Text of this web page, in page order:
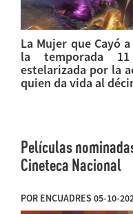
La Mujer que Cayó
la temporada
estelarizada por la
quien da vida al
Películas
Cineteca Nacional
POR ENCUADRES 05-10-